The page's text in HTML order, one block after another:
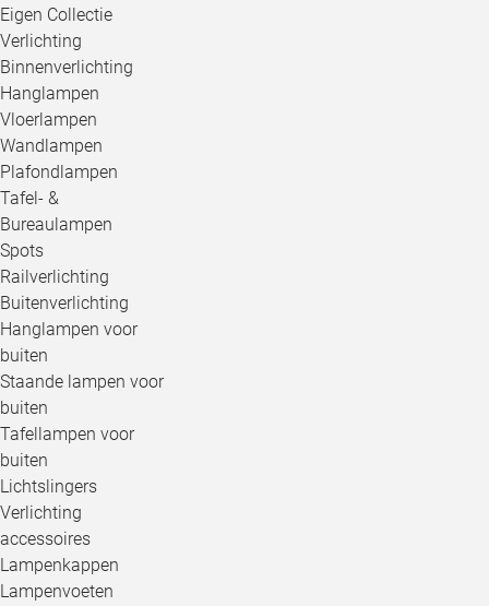
Eigen Collectie
Verlichting
Binnenverlichting
Hanglampen
Vloerlampen
Wandlampen
Plafondlampen
Tafel- &
Bureaulampen
Spots
Railverlichting
Buitenverlichting
Hanglampen voor
buiten
Staande lampen voor
buiten
Tafellampen voor
buiten
Lichtslingers
Verlichting
accessoires
Lampenkappen
Lampenvoeten